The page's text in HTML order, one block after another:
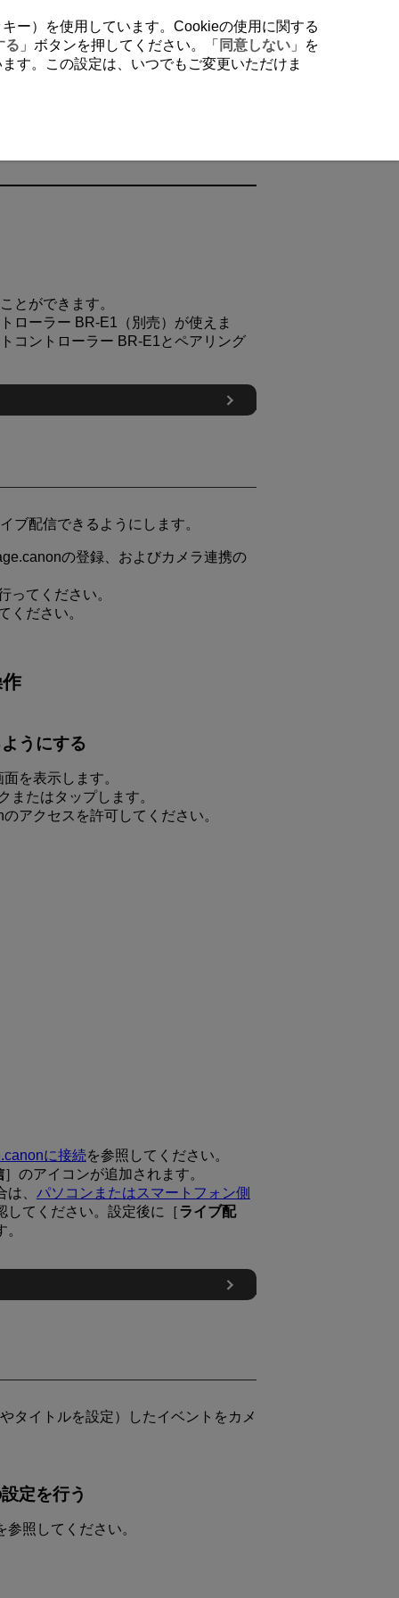
とができます。
ローラー BR-E1 （別売）が使えま
コントローラー BR-E1 とペアリング
ブ配信できるようにします。
の登録、およびカメラ連携の
ってください。
ください。
うにする
を表示します。
またはタップします。
アクセスを許可してください。
に接続を参照してください。
］のアイコンが追加されます。
、 パソコンまたはスマートフォン側
してください。設定後に［ライブ配
タイトルを設定）したイベントをカメ
定を行う
照してください。
ー）を使用しています。Cookieの使用に関する
る 」ボタンを押してください。「 同意しない 」を
す。この設定は、いつでもご変更いただけま